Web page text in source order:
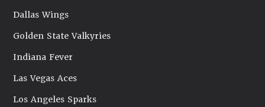
Dallas Wings
Golden State Valkyries
Indiana Fever
Las Vegas Aces
Los Angeles Sparks